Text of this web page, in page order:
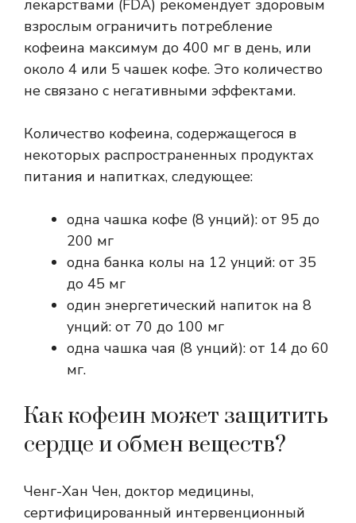
лекарствами (FDA) рекомендует здоровым
взрослым ограничить потребление
кофеина максимум до 400 мг в день, или
около 4 или 5 чашек кофе. Это количество
не связано с негативными эффектами.
Количество кофеина, содержащегося в
некоторых распространенных продуктах
питания и напитках, следующее:
одна чашка кофе (8 унций): от 95 до
200 мг
одна банка колы на 12 унций: от 35
до 45 мг
один энергетический напиток на 8
унций: от 70 до 100 мг
одна чашка чая (8 унций): от 14 до 60
мг.
Как кофеин может защитить
сердце и обмен веществ?
Ченг-Хан Чен, доктор медицины,
сертифицированный интервенционный